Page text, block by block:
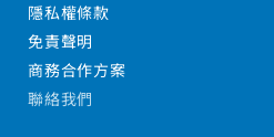
隱私權條款
免責聲明
商務合作方案
聯絡我們